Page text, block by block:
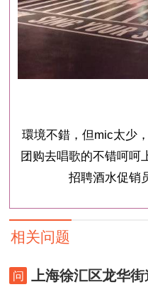
環境不錯，但mic太少
团购去唱歌的不错呵呵
招聘酒水促销
相关问题